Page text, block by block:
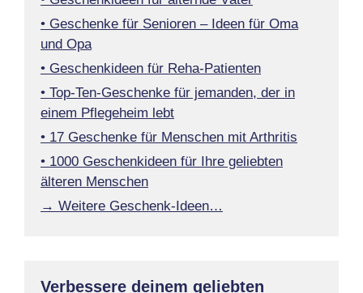
• Geschenke für Senioren – Ideen für Oma
und Opa
• Geschenkideen für Reha-Patienten
• Top-Ten-Geschenke für jemanden, der in
einem Pflegeheim lebt
• 17 Geschenke für Menschen mit Arthritis
• 1000 Geschenkideen für Ihre geliebten
älteren Menschen
→ Weitere Geschenk-Ideen…
Verbessere deinem geliebten